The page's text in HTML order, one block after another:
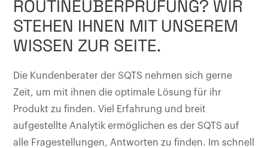
ROUTINEÜBERPRÜFUNG? WIR
STEHEN IHNEN MIT UNSEREM
WISSEN ZUR SEITE.
Die Kundenberater der SQTS nehmen sich gerne
Zeit, um mit ihnen die optimale Lösung für ihr
Produkt zu finden. Viel Erfahrung und breit
aufgestellte Analytik ermöglichen es der SQTS auf
alle Fragestellungen, Antworten zu finden. Im schnell